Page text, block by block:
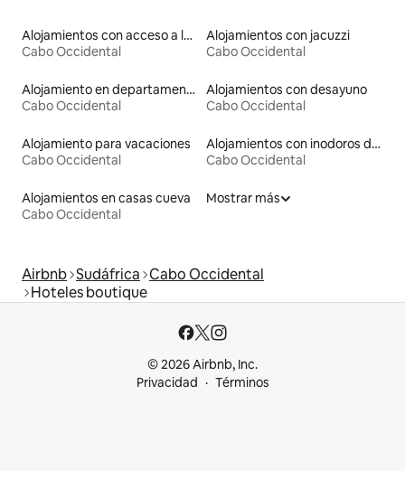
Alojamientos con acceso a las pistas de esquí
Cabo Occidental
Alojamientos con jacuzzi
Cabo Occidental
Alojamiento en departamentos
Cabo Occidental
Alojamientos con desayuno
Cabo Occidental
Alojamiento para vacaciones
Cabo Occidental
Alojamientos con inodoros de altura accesible
Cabo Occidental
Alojamientos en casas cueva
Cabo Occidental
Mostrar más
Airbnb Sudáfrica Cabo Occidental
Hoteles boutique
© 2026 Airbnb, Inc.
Privacidad
Términos